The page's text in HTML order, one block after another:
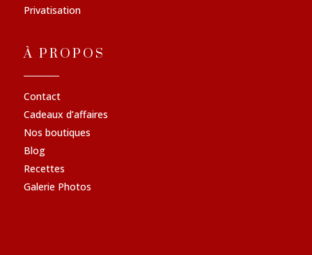
Privatisation
À PROPOS
Contact
Cadeaux d’affaires
Nos boutiques
Blog
Recettes
Galerie Photos